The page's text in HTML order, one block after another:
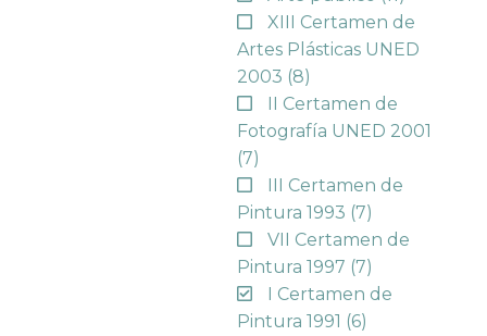
XIII Certamen de
Artes Plásticas UNED
2003 (8)
II Certamen de
Fotografía UNED 2001
(7)
III Certamen de
Pintura 1993 (7)
VII Certamen de
Pintura 1997 (7)
I Certamen de
Pintura 1991 (6)